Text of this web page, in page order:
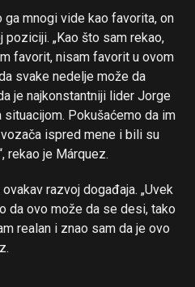
mnogi vide kao favorita, on
poziciji. „Kao što sam rekao,
favorit, nisam favorit u ovom
svake nedelje može da
je najkonstantniji lider Jorge
situacijom. Pokušaćemo da im
ispred mene i bili su
rekao je Márquez.
razvoj događaja. „Uvek
da ovo može da se desi, tako
realan i znao sam da je ovo